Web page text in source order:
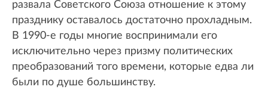
развала Советского Союза отношение к этому
празднику оставалось достаточно прохладным.
В 1990-е годы многие воспринимали его
исключительно через призму политических
преобразований того времени, которые едва ли
были по душе большинству.